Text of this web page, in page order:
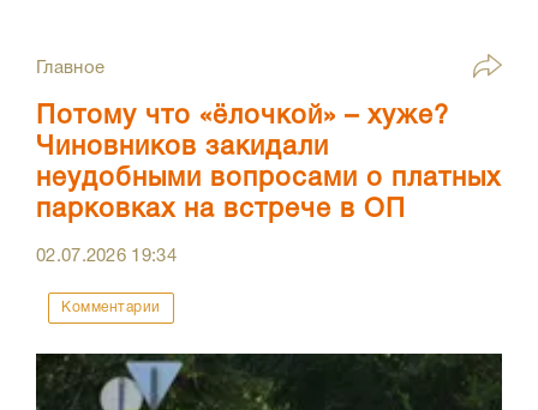
Главное
Потому что «ёлочкой» – хуже?
Чиновников закидали
неудобными вопросами о платных
парковках на встрече в ОП
02.07.2026 19:34
Комментарии